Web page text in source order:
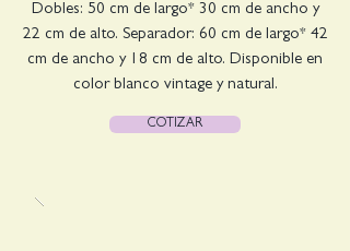
Dobles: 50 cm de largo* 30 cm de ancho y
22 cm de alto. Separador: 60 cm de largo* 42
cm de ancho y 18 cm de alto. Disponible en
color blanco vintage y natural.
COTIZAR